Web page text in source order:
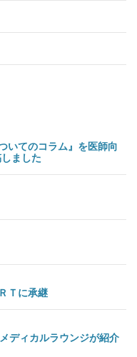
いてのコラム』を医師向
ました
Ｔに承継
ディカルラウンジが紹介